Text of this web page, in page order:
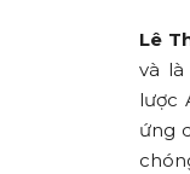
Lê
và là
lược
ứng